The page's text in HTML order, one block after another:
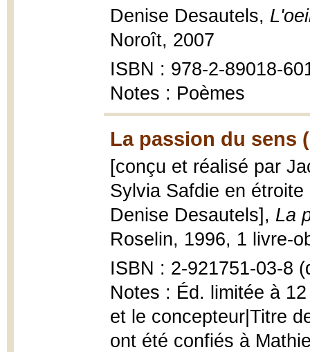
Denise Desautels,
Noroît, 2007
ISBN : 978-2-89018-
Notes : Poèmes
La passion du sens
[conçu et réalisé par
Sylvia Safdie en
Denise Desautels], La
Roselin, 1996, 1 livre-
ISBN : 2-921751-03-8
Notes : Éd. limitée à
et le concepteur|Titre
ont été confiés à